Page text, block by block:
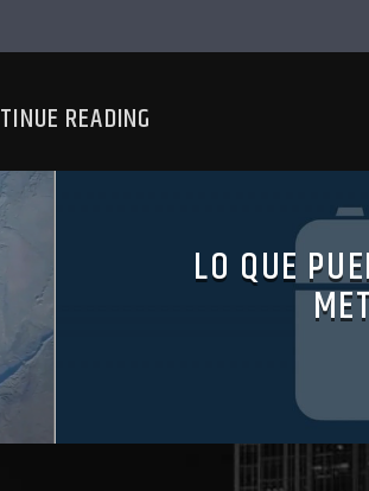
READING
LO QUE